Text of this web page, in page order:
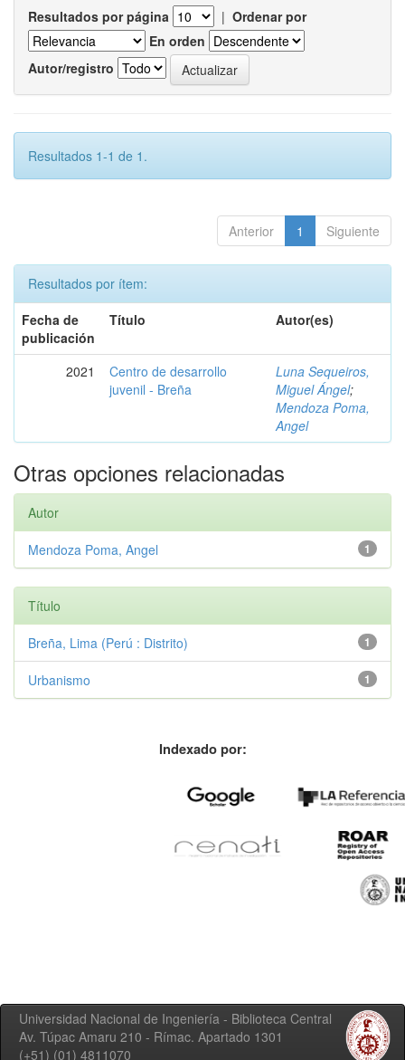
Resultados por página | Ordenar por
En orden
Autor/registro
Resultados 1-1 de 1.
Anterior 1 Siguiente
Resultados por ítem:
Fecha de
publicación
Título Autor(es)
2021
Centro de desarrollo
juvenil - Breña
Luna Sequeiros,
Miguel Ángel;
Mendoza Poma,
Angel
Otras opciones relacionadas
Autor
1
Mendoza Poma, Angel
Título
1
Breña, Lima (Perú : Distrito)
1
Urbanismo
Indexado por:
Universidad Nacional de Ingeniería - Biblioteca Central
Av. Túpac Amaru 210 - Rímac. Apartado 1301
(+51) (01) 4811070